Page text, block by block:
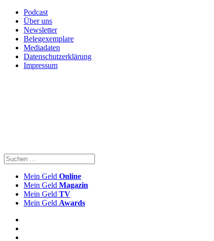
Podcast
Über uns
Newsletter
Belegexemplare
Mediadaten
Datenschutzerklärung
Impressum
Mein Geld Online
Mein Geld Magazin
Mein Geld TV
Mein Geld Awards